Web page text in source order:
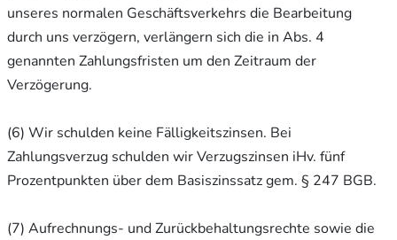
unseres normalen Geschäftsverkehrs die Bearbeitung
durch uns verzögern, verlängern sich die in Abs. 4
genannten Zahlungsfristen um den Zeitraum der
Verzögerung.
(6) Wir schulden keine Fälligkeitszinsen. Bei
Zahlungsverzug schulden wir Verzugszinsen iHv. fünf
Prozentpunkten über dem Basiszinssatz gem. § 247 BGB.
(7) Aufrechnungs- und Zurückbehaltungsrechte sowie die